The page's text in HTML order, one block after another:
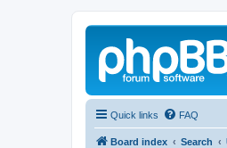
Quick links FAQ
Board index Search